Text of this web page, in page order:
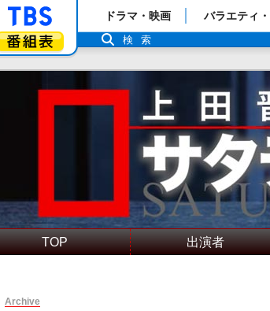
「TBSテレビ」トップページ
番組表
ドラマ・映画 バラエティ
検索
TOP 出演者
Archive